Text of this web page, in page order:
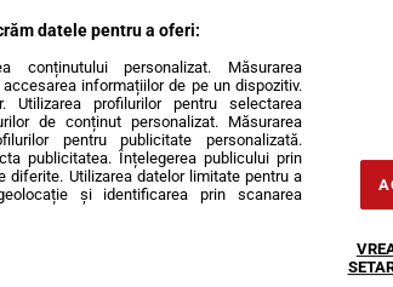
mail la pont@cancan.ro
Horoscop
datele pentru a oferi:
conținutului personalizat. Măsurarea
informațiilor de pe un dispozitiv.
Utilizarea profilurilor pentru selectarea
de conținut personalizat. Măsurarea
pentru publicitate personalizată.
publicitatea. Înțelegerea publicului prin
Utilizarea datelor limitate pentru a
și identificarea prin scanarea